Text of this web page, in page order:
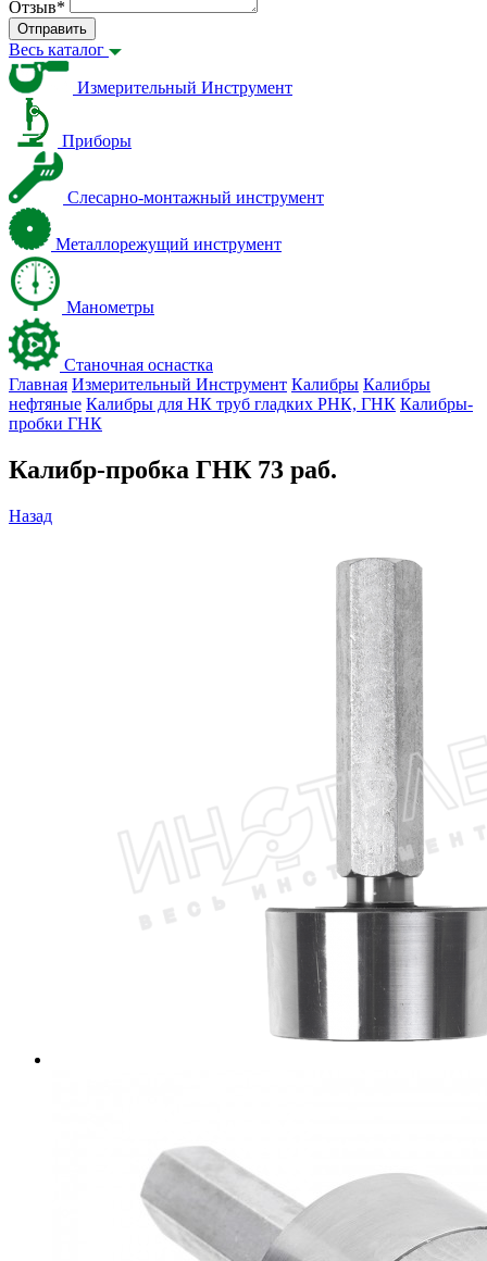
Отзыв*
Отправить
Весь каталог
Измерительный Инструмент
Приборы
Слесарно-монтажный инструмент
Металлорежущий инструмент
Манометры
Станочная оснастка
Главная Измерительный Инструмент Калибры Калибры
нефтяные Калибры для НК труб гладких РНК, ГНК Калибры-
пробки ГНК
Калибр-пробка ГНК 73 раб.
Назад